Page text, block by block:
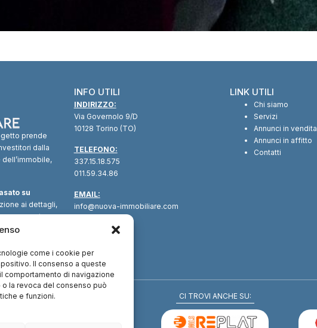
come i cookie per
Il consenso a queste
comportamento di navigazione
la revoca del consenso può
e funzioni.
prende
dalla
su
ai dettagli,
supporto
INFO UTILI
INDIRIZZO:
Via Governolo 9/D
10128 Torino (TO)
TELEFONO:
337.15.18.575
011.59.34.86
EMAIL:
info@nuova-immobiliare.com
LINK UTILI
Chi siamo
Servizi
Annunci in vendita
Annunci in affitto
Contatti
CI TROVI ANCHE SU: